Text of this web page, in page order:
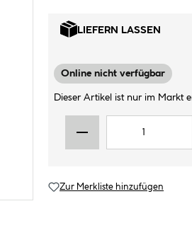
LIEFERN LASSEN
Online nicht verfügbar
Dieser Artikel ist nur im Markt
Zur Merkliste hinzufügen